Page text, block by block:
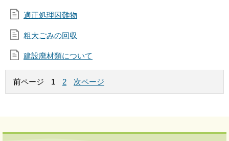
適正処理困難物
粗大ごみの回収
建設廃材類について
前ページ 1 2 次ページ